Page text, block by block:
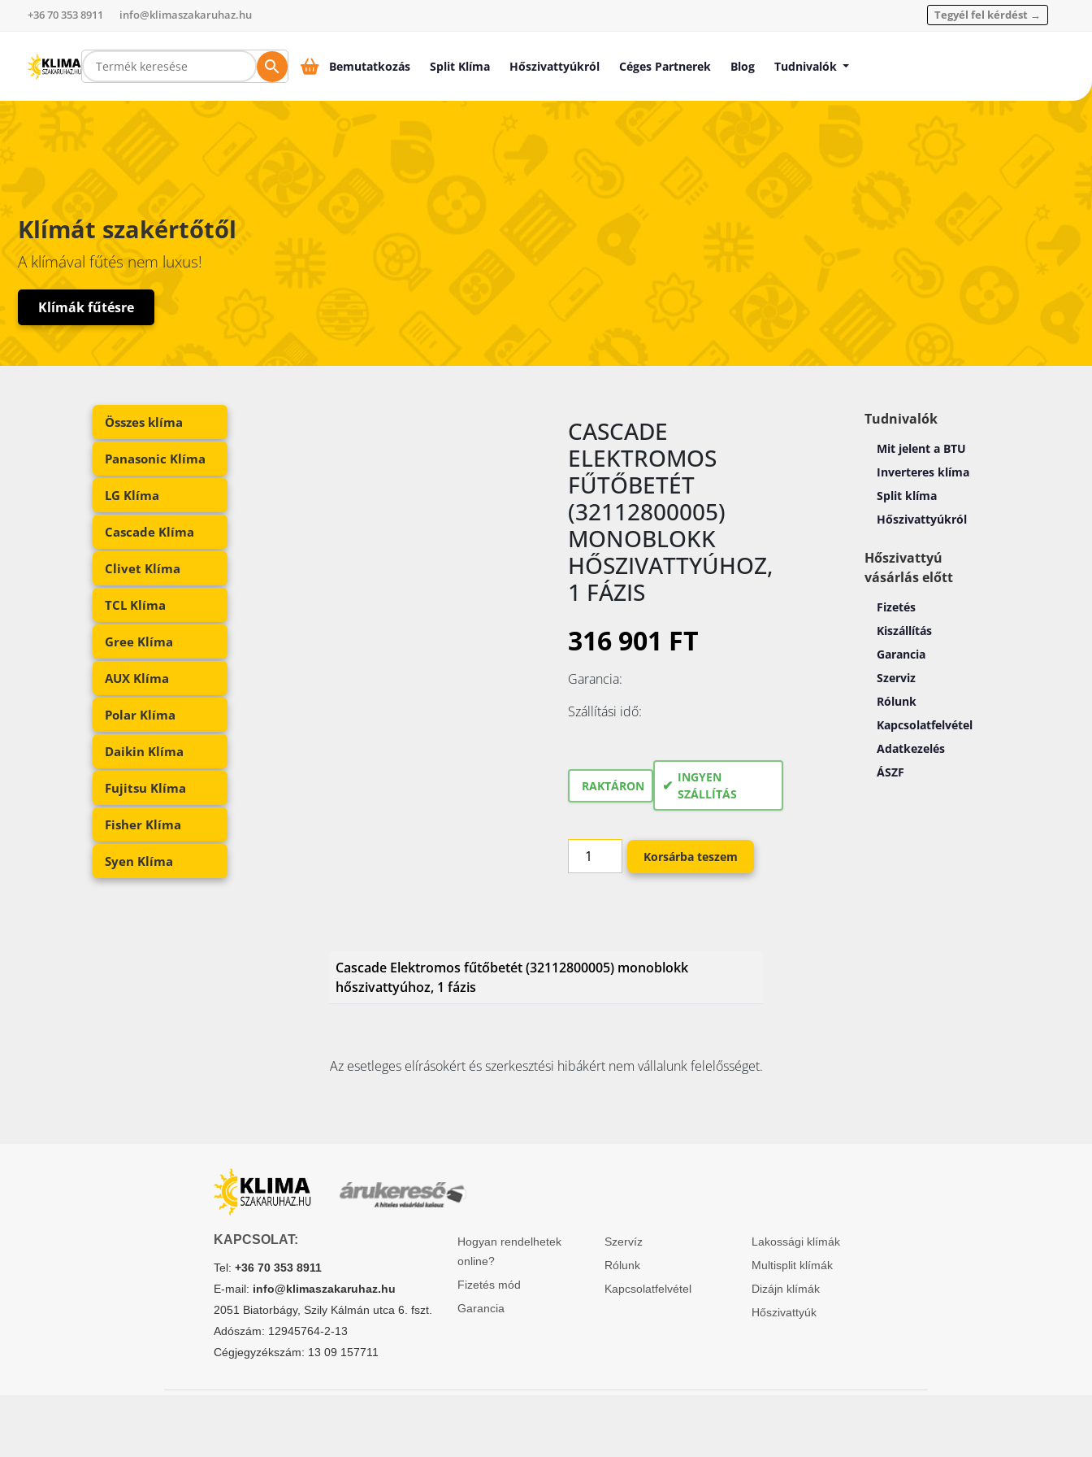
+36 70 353 8911 info@klimaszakaruhaz.hu Tegyél fel kérdést →
Bemutatkozás Split Klíma Hőszivattyúkról Céges Partnerek Blog Tudnivalók
Klímát szakértőtől
A klímával fűtés nem luxus!
Klímák fűtésre
Összes klíma
Panasonic Klíma
LG Klíma
Cascade Klíma
Clivet Klíma
TCL Klíma
Gree Klíma
AUX Klíma
Polar Klíma
Daikin Klíma
Fujitsu Klíma
Fisher Klíma
Syen Klíma
CASCADE
ELEKTROMOS
FŰTŐBETÉT
(32112800005)
MONOBLOKK
HŐSZIVATTYÚHOZ,
1 FÁZIS
316 901 FT
Garancia:
Szállítási idő:
RAKTÁRON ✔ INGYEN
SZÁLLÍTÁS
Korsárba teszem
Cascade Elektromos fűtőbetét (32112800005) monoblokk
hőszivattyúhoz, 1 fázis
Az esetleges elírásokért és szerkesztési hibákért nem vállalunk felelősséget.
Tudnivalók
Mit jelent a BTU
Inverteres klíma
Split klíma
Hőszivattyúkról
Hőszivattyú
vásárlás előtt
Fizetés
Kiszállítás
Garancia
Szerviz
Rólunk
Kapcsolatfelvétel
Adatkezelés
ÁSZF
KAPCSOLAT:
Tel:+36 70 353 8911
E-mail: info@klimaszakaruhaz.hu
2051 Biatorbágy, Szily Kálmán utca 6. fszt.
Adószám: 12945764-2-13
Cégjegyzékszám: 13 09 157711
Hogyan rendelhetek
online?
Fizetés mód
Garancia
Szervíz
Rólunk
Kapcsolatfelvétel
Lakossági klímák
Multisplit klímák
Dizájn klímák
Hőszivattyúk